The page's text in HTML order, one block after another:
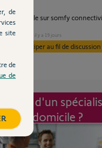
il y a 19 jours
Participer au fil de discussion
d'un
mon domicile ?
de
site
de
de